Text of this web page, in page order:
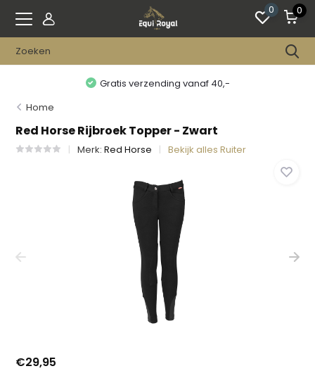
0 0
Gratis verzending vanaf 40,-
Home
Red Horse Rijbroek Topper - Zwart
Merk:Red Horse Bekijk alles Ruiter
€29,95